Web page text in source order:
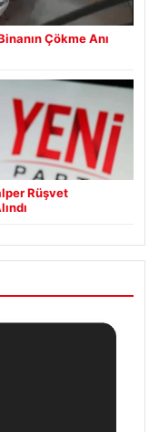
Çökme Anı
Rüşvet